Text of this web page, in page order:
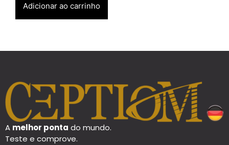
Adicionar ao carrinho
A melhor ponta do mundo.
Teste e comprove.